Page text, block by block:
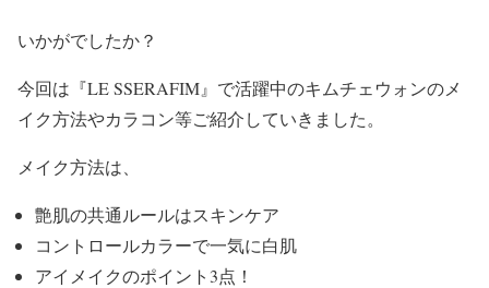
いかがでしたか？
今回は『LE SSERAFIM』で活躍中のキムチェウォンのメ
イク方法やカラコン等ご紹介していきました。
メイク方法は、
艶肌の共通ルールはスキンケア
コントロールカラーで一気に白肌
アイメイクのポイント3点！